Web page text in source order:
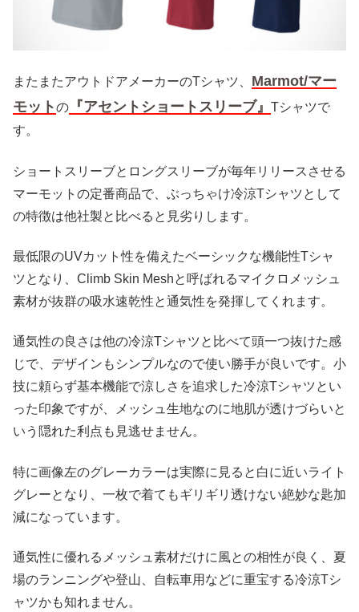
またまたアウトドアメーカーのTシャツ、 Marmot/マー
モットの 『アセントショートスリーブ』 Tシャツで
す。
ショートスリーブとロングスリーブが毎年リリースさせる
マーモットの定番商品で、ぶっちゃけ冷涼Tシャツとして
の特徴は他社製と比べると見劣りします。
最低限のUVカット性を備えたベーシックな機能性Tシャ
ツとなり、Climb Skin Meshと呼ばれるマイクロメッシュ
素材が抜群の吸水速乾性と通気性を発揮してくれます。
通気性の良さは他の冷涼Tシャツと比べて頭一つ抜けた感
じで、デザインもシンプルなので使い勝手が良いです。小
技に頼らず基本機能で涼しさを追求した冷涼Tシャツとい
った印象ですが、メッシュ生地なのに地肌が透けづらいと
いう隠れた利点も見逃せません。
特に画像左のグレーカラーは実際に見ると白に近いライト
グレーとなり、一枚で着てもギリギリ透けない絶妙な匙加
減になっています。
通気性に優れるメッシュ素材だけに風との相性が良く、夏
場のランニングや登山、自転車用などに重宝する冷涼Tシ
ャツかも知れません。